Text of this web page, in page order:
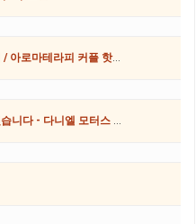
테라피 커플 핫스톤 마사지
다니엘 모터스 0481 168 986